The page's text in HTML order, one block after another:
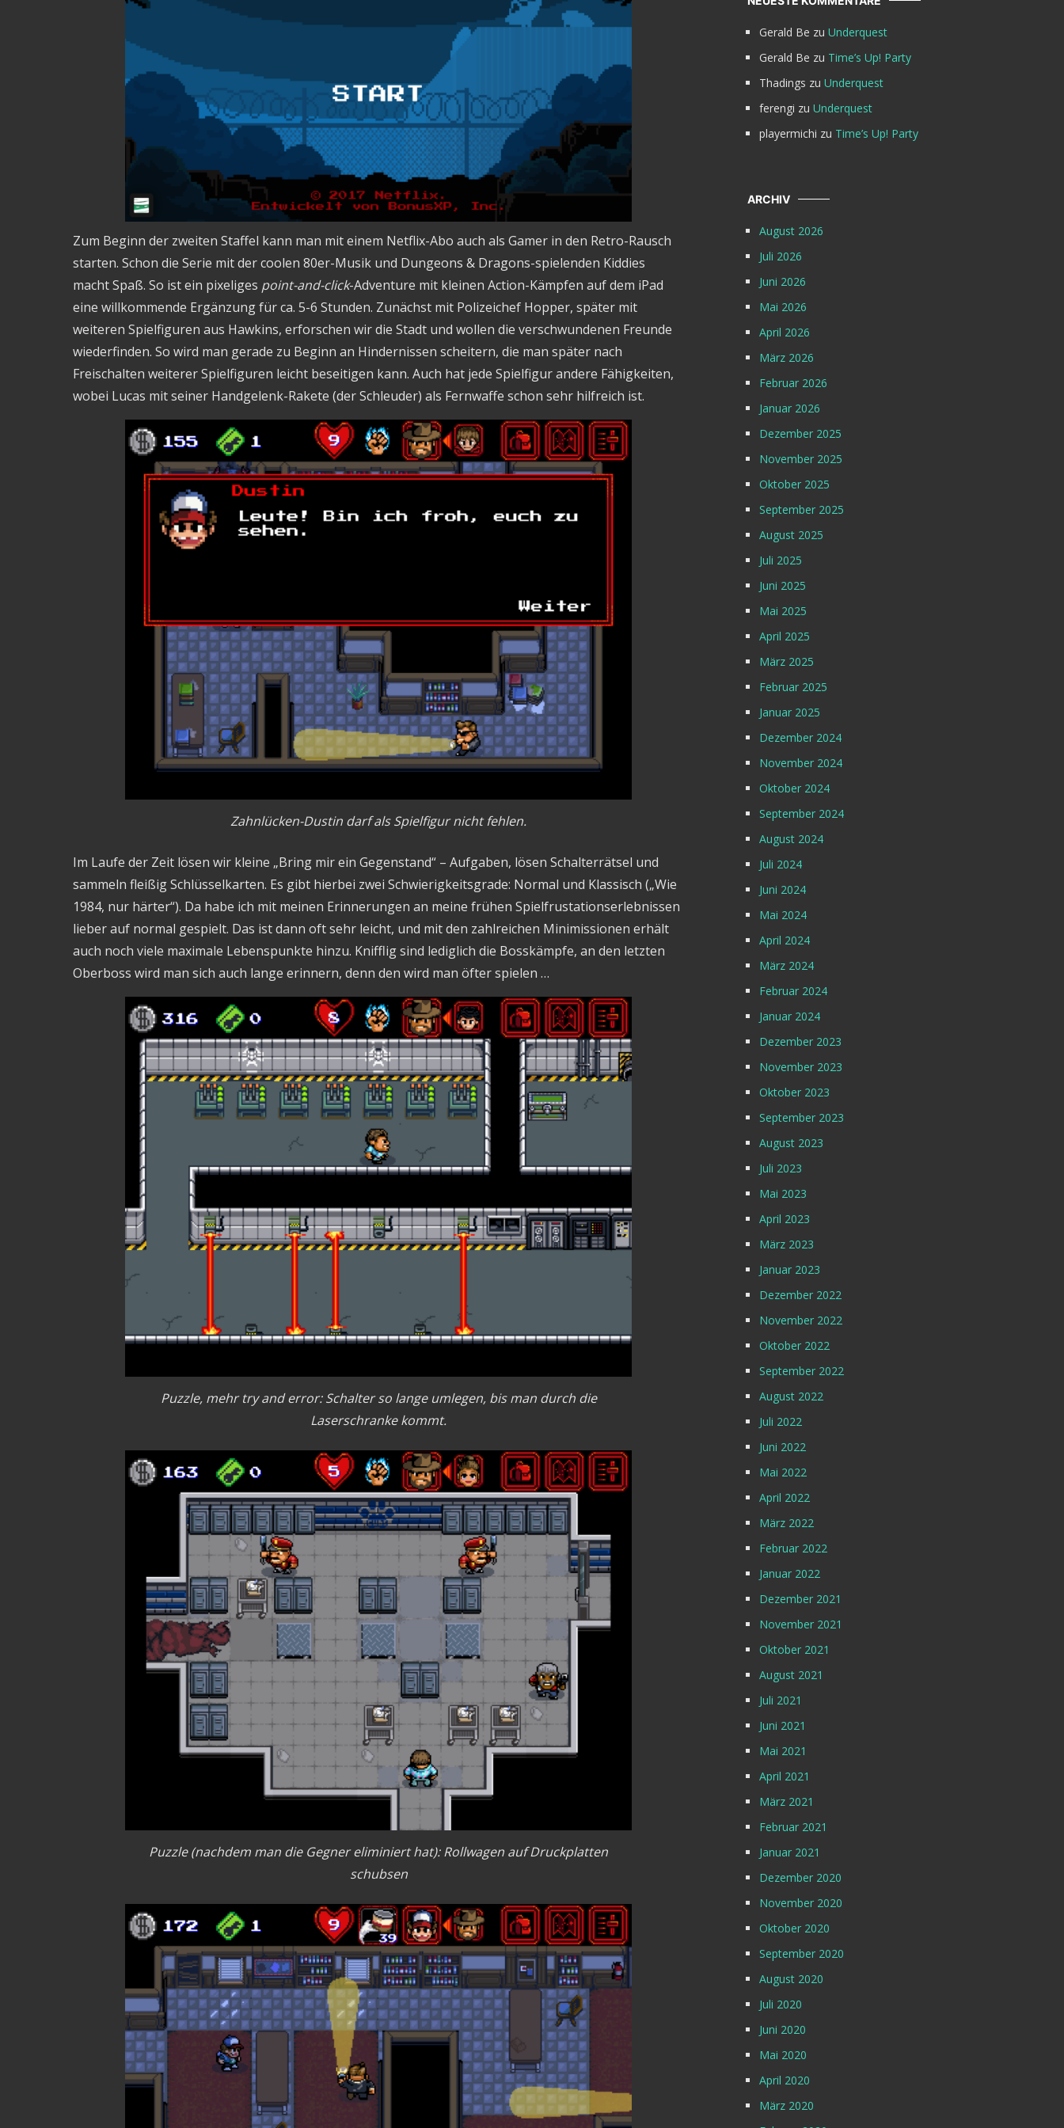
Zum Beginn der zweiten Staffel kann man mit einem Netflix-Abo auch als Gamer in den Retro-Rausch
starten. Schon die Serie mit der coolen 80er-Musik und Dungeons & Dragons-spielenden Kiddies
macht Spaß. So ist ein pixeliges point-and-click-Adventure mit kleinen Action-Kämpfen auf dem iPad
eine willkommende Ergänzung für ca. 5-6 Stunden. Zunächst mit Polizeichef Hopper, später mit
weiteren Spielfiguren aus Hawkins, erforschen wir die Stadt und wollen die verschwundenen Freunde
wiederfinden. So wird man gerade zu Beginn an Hindernissen scheitern, die man später nach
Freischalten weiterer Spielfiguren leicht beseitigen kann. Auch hat jede Spielfigur andere Fähigkeiten,
wobei Lucas mit seiner Handgelenk-Rakete (der Schleuder) als Fernwaffe schon sehr hilfreich ist.
Zahnlücken-Dustin darf als Spielfigur nicht fehlen.
Im Laufe der Zeit lösen wir kleine „Bring mir ein Gegenstand“ – Aufgaben, lösen Schalterrätsel und
sammeln fleißig Schlüsselkarten. Es gibt hierbei zwei Schwierigkeitsgrade: Normal und Klassisch („Wie
1984, nur härter“). Da habe ich mit meinen Erinnerungen an meine frühen Spielfrustationserlebnissen
lieber auf normal gespielt. Das ist dann oft sehr leicht, und mit den zahlreichen Minimissionen erhält
auch noch viele maximale Lebenspunkte hinzu. Knifflig sind lediglich die Bosskämpfe, an den letzten
Oberboss wird man sich auch lange erinnern, denn den wird man öfter spielen …
Puzzle, mehr try and error: Schalter so lange umlegen, bis man durch die
Laserschranke kommt.
Puzzle (nachdem man die Gegner eliminiert hat): Rollwagen auf Druckplatten
schubsen
Gerald Be zu Underquest
Gerald Be zu Time’s Up! Party
Thadings zu Underquest
ferengi zu Underquest
playermichi zu Time’s Up! Party
ARCHIV
August 2026
Juli 2026
Juni 2026
Mai 2026
April 2026
März 2026
Februar 2026
Januar 2026
Dezember 2025
November 2025
Oktober 2025
September 2025
August 2025
Juli 2025
Juni 2025
Mai 2025
April 2025
März 2025
Februar 2025
Januar 2025
Dezember 2024
November 2024
Oktober 2024
September 2024
August 2024
Juli 2024
Juni 2024
Mai 2024
April 2024
März 2024
Februar 2024
Januar 2024
Dezember 2023
November 2023
Oktober 2023
September 2023
August 2023
Juli 2023
Mai 2023
April 2023
März 2023
Januar 2023
Dezember 2022
November 2022
Oktober 2022
September 2022
August 2022
Juli 2022
Juni 2022
Mai 2022
April 2022
März 2022
Februar 2022
Januar 2022
Dezember 2021
November 2021
Oktober 2021
August 2021
Juli 2021
Juni 2021
Mai 2021
April 2021
März 2021
Februar 2021
Januar 2021
Dezember 2020
November 2020
Oktober 2020
September 2020
August 2020
Juli 2020
Juni 2020
Mai 2020
April 2020
März 2020